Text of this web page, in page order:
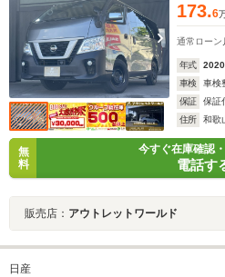
173.6
通常ローン
年式 2020
車検
車検
保証
保証
住所
和歌
無
料
今すぐ在庫確認
電話す
販売店： アウトレットワールド
日産